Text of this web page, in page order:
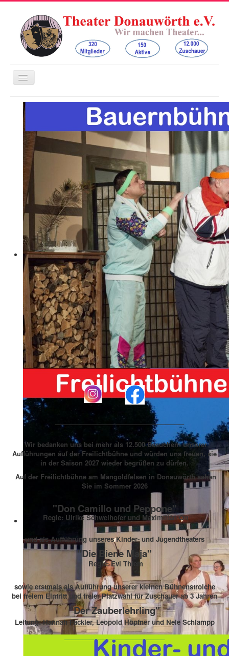
Navigation
Home
Der Verein
Bauernbühne Auchsesheim
Freilichtbühne am Mangoldfelsen
Kinder- und Jugendtheater
Kontakt
Spenden
____________________________
Wir bedanken uns bei mehr als 12.500 Besuchern unserer
Aufführungen auf der Freilichtbühne und würden uns freuen, sie
in der Saison 2027 wieder begrüßen zu dürfen.
Auf der Freilichtbühne am Mangoldfelsen in Donauwörth sahen
Sie im Sommer 2026
"Don Camillo und Peppone"
Regie: Ulrike Schweihofer und Maximilian Ott
und als Aufführung unseres Kinder- und Jugendtheaters
"Die Biene Maja"
Regie: Evi Thiem
sowie erstmals als Aufführung unserer kleinen Bühnenstrolche
bei freiem Eintritt und freier Platzwahl für Zuschauer ab 3 Jahren
"Der Zauberlehrling"
Leitung: Hannah Fackler, Leopold Höpfner und Nele Schlampp
____________________________